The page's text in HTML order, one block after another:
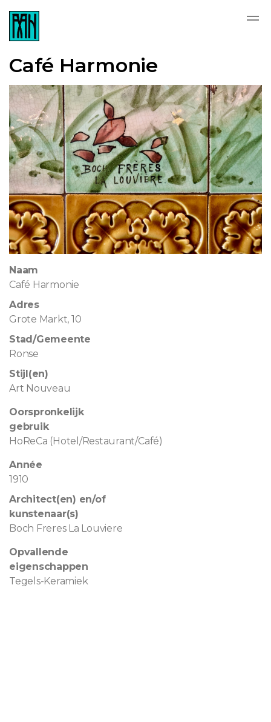
Café Harmonie
Naam
Café Harmonie
Adres
Grote Markt, 10
Stad/Gemeente
Ronse
Stijl(en)
Art Nouveau
Oorspronkelijk
gebruik
HoReCa (Hotel/Restaurant/Café)
Année
1910
Architect(en) en/of
kunstenaar(s)
Boch Freres La Louviere
Opvallende
eigenschappen
Tegels-Keramiek